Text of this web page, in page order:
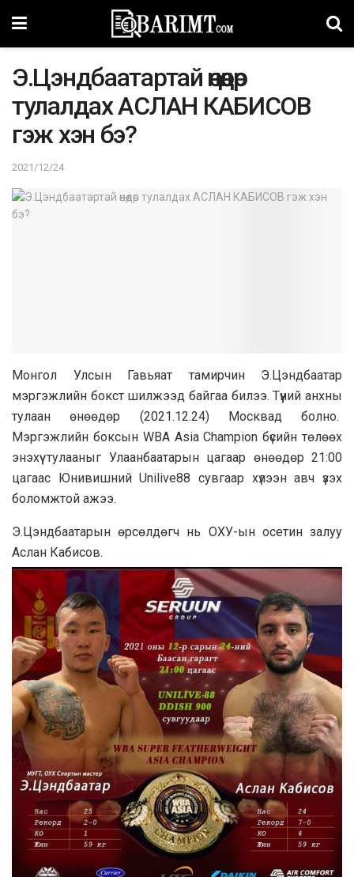
Э.Цэндбаатартай өнөөдөр
тулалдах АСЛАН КАБИСОВ
гэж хэн бэ?
2021/12/24
Монгол Улсын Гавьяат тамирчин Э.Цэндбаатар
мэргэжлийн бокст шилжээд байгаа билээ. Түүний анхны
тулаан өнөөдөр (2021.12.24) Москвад болно.
Мэргэжлийн боксын WBA Asia Champion бүсийн төлөөх
энэхүү тулааныг Улаанбаатарын цагаар өнөөдөр 21:00
цагаас Юнивишний Unilive88 сувгаар хүлээн авч үзэх
боломжтой ажээ.
Э.Цэндбаатарын өрсөлдөгч нь ОХУ-ын осетин залуу
Аслан Кабисов.